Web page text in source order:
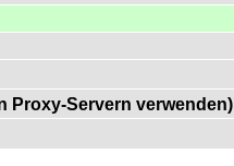
Proxy-Servern verwenden)